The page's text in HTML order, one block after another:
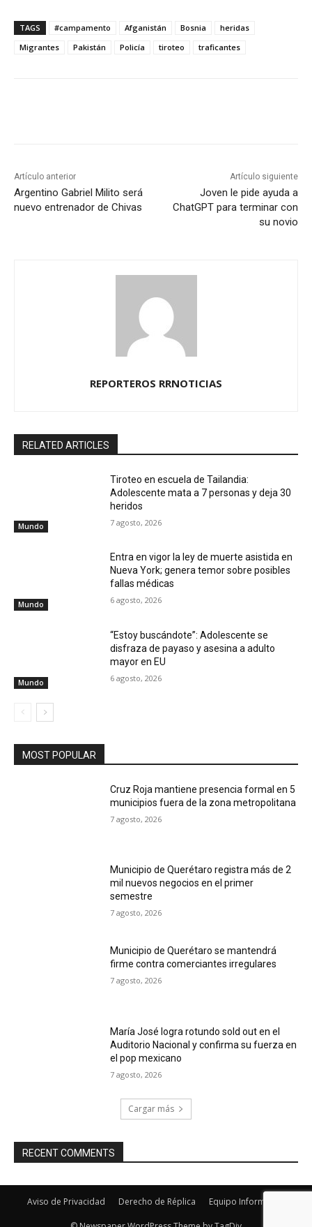
TAGS #campamento Afganistán Bosnia
heridas
Migrantes
Pakistán Policía tiroteo traficantes
Artículo anterior
Argentino Gabriel Milito será
nuevo entrenador de Chivas
Artículo siguiente
Joven le pide ayuda a
ChatGPT para terminar con
su novio
REPORTEROS RRNOTICIAS
RELATED ARTICLES
Mundo
Tiroteo en escuela de Tailandia:
Adolescente mata a 7 personas y deja 30
heridos
7 agosto, 2026
Mundo
Entra en vigor la ley de muerte asistida en
Nueva York; genera temor sobre posibles
fallas médicas
6 agosto, 2026
Mundo
“Estoy buscándote”: Adolescente se
disfraza de payaso y asesina a adulto
mayor en EU
6 agosto, 2026
MOST POPULAR
Cruz Roja mantiene presencia formal en 5
municipios fuera de la zona metropolitana
7 agosto, 2026
Municipio de Querétaro registra más de 2
mil nuevos negocios en el primer
semestre
7 agosto, 2026
Municipio de Querétaro se mantendrá
firme contra comerciantes irregulares
7 agosto, 2026
María José logra rotundo sold out en el
Auditorio Nacional y confirma su fuerza en
el pop mexicano
7 agosto, 2026
Cargar más
RECENT COMMENTS
Aviso de Privacidad Derecho de Réplica Equipo Informativo